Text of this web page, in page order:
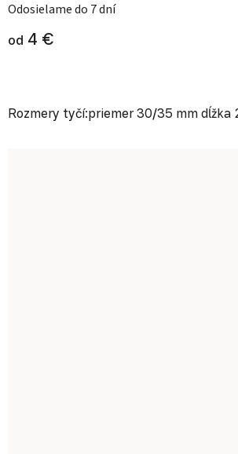
Odosielame do 7 dní
od 4 €
Rozmery tyčí:priemer 30/35 mm dĺžka